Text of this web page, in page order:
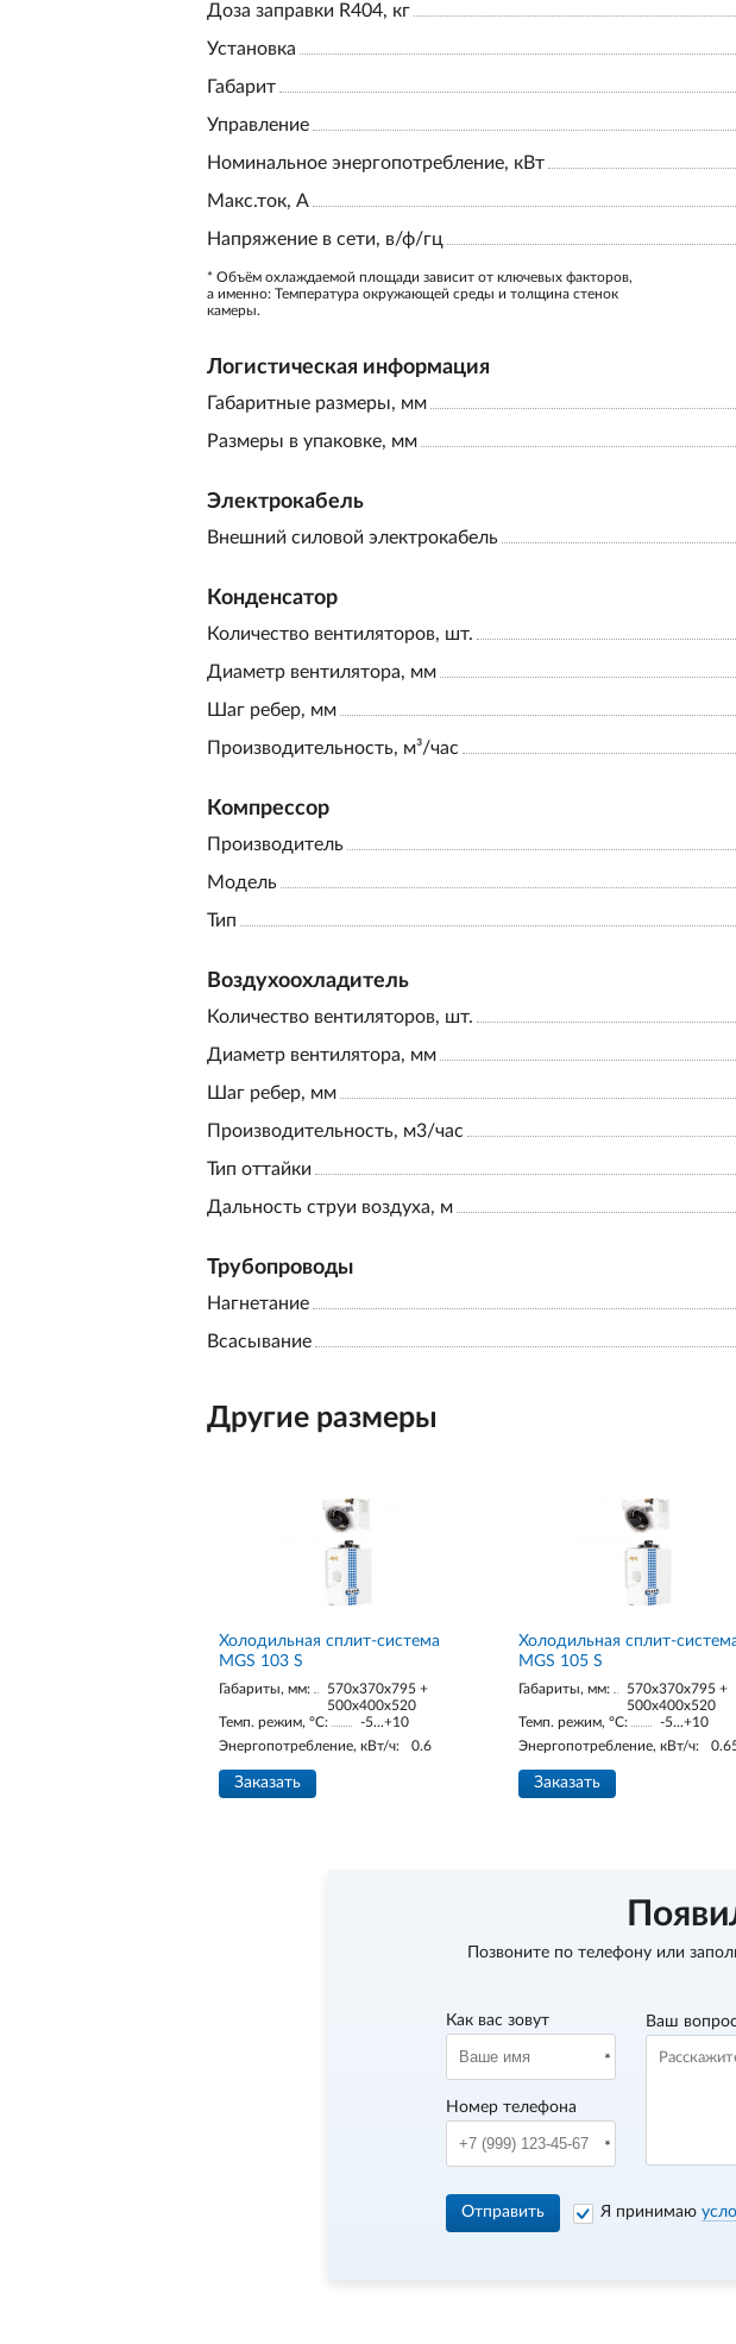
Доза заправки R404, кг
Установка
Габарит
Управление
Номинальное энергопотребление, кВт
Макс.ток, А
Напряжение в сети, в/ф/гц
* Объём охлаждаемой площади зависит от ключевых факторов,
а именно: Температура окружающей среды и толщина стенок
камеры.
Логистическая информация
Габаритные размеры, мм
Размеры в упаковке, мм
Электрокабель
Внешний силовой электрокабель
Конденсатор
Количество вентиляторов, шт.
Диаметр вентилятора, мм
Шаг ребер, мм
Производительность, м³/час
Компрессор
Производитель
Модель
Тип
Воздухоохладитель
Количество вентиляторов, шт.
Диаметр вентилятора, мм
Шаг ребер, мм
Производительность, м3/час
Тип оттайки
Дальность струи воздуха, м
Трубопроводы
Нагнетание
Всасывание
Другие размеры
Холодильная сплит-система
MGS 103 S
Габариты, мм:
570x370x795 +
500x400x520
Темп. режим, °С:
-5...+10
Энергопотребление, кВт/ч:
0.6
Заказать
Холодильная сплит-
MGS 105 S
Габариты, мм:
570x370x795 +
500x400x520
Темп. режим, °С:
-5...+10
Энергопотребление, кВт/ч:
Заказать
Позвоните по телефону или
Как вас зовут
Номер телефона
Ваш вопрос
Отправить Я принимаю